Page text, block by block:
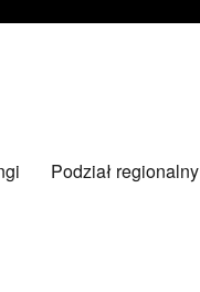
Podział regionalny